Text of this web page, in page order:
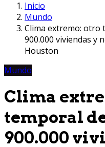
Inicio
Mundo
Clima extremo: otro
900.000 viviendas y
Houston
Mundo
Clima
temporal
900.000